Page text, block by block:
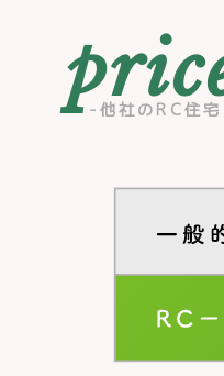
他社のRC住